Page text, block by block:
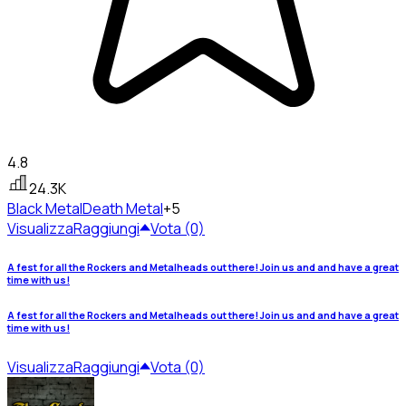
4.8
24.3K
Black MetalDeath Metal+5
VisualizzaRaggiungi Vota (0)
A fest for all the Rockers and Metalheads out there! Join us and and have a great
time with us!
A fest for all the Rockers and Metalheads out there! Join us and and have a great
time with us!
VisualizzaRaggiungi Vota (0)